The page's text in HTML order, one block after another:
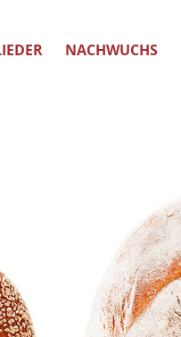
NACHWUCHS